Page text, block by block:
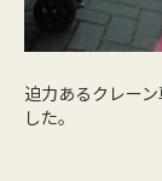
迫力あるクレー
した。